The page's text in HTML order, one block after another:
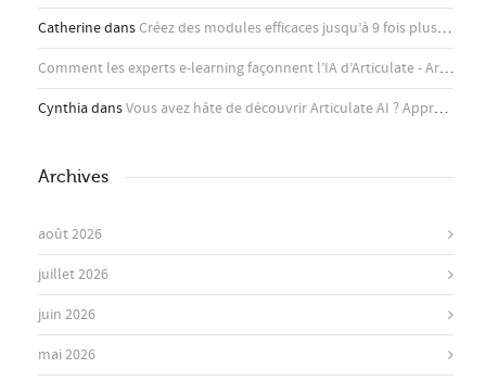
CatherinedansCréez des modules efficaces jusqu’à 9 fois plus rapidement avec l’assistant IA d’Articulate
Comment les experts e-learning façonnent l’IA d’Articulate - Articulate
CynthiadansVous avez hâte de découvrir Articulate AI ? Apprenez-en plus ici !
Archives
août 2026
juillet 2026
juin 2026
mai 2026